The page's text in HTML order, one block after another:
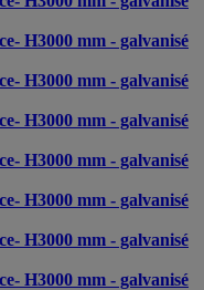
H3000 mm - galvanisé
H3000 mm - galvanisé
H3000 mm - galvanisé
H3000 mm - galvanisé
H3000 mm - galvanisé
H3000 mm - galvanisé
H3000 mm - galvanisé